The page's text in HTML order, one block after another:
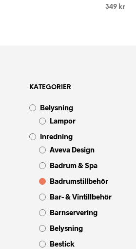
349 kr
KATEGORIER
Belysning
Lampor
Inredning
Aveva Design
Badrum & Spa
Badrumstillbehör
Bar- & Vintillbehör
Barnservering
Belysning
Bestick